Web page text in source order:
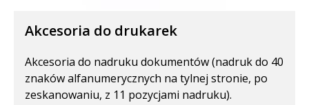
Akcesoria do drukarek
Akcesoria do nadruku dokumentów (nadruk do 40
znaków alfanumerycznych na tylnej stronie, po
zeskanowaniu, z 11 pozycjami nadruku).